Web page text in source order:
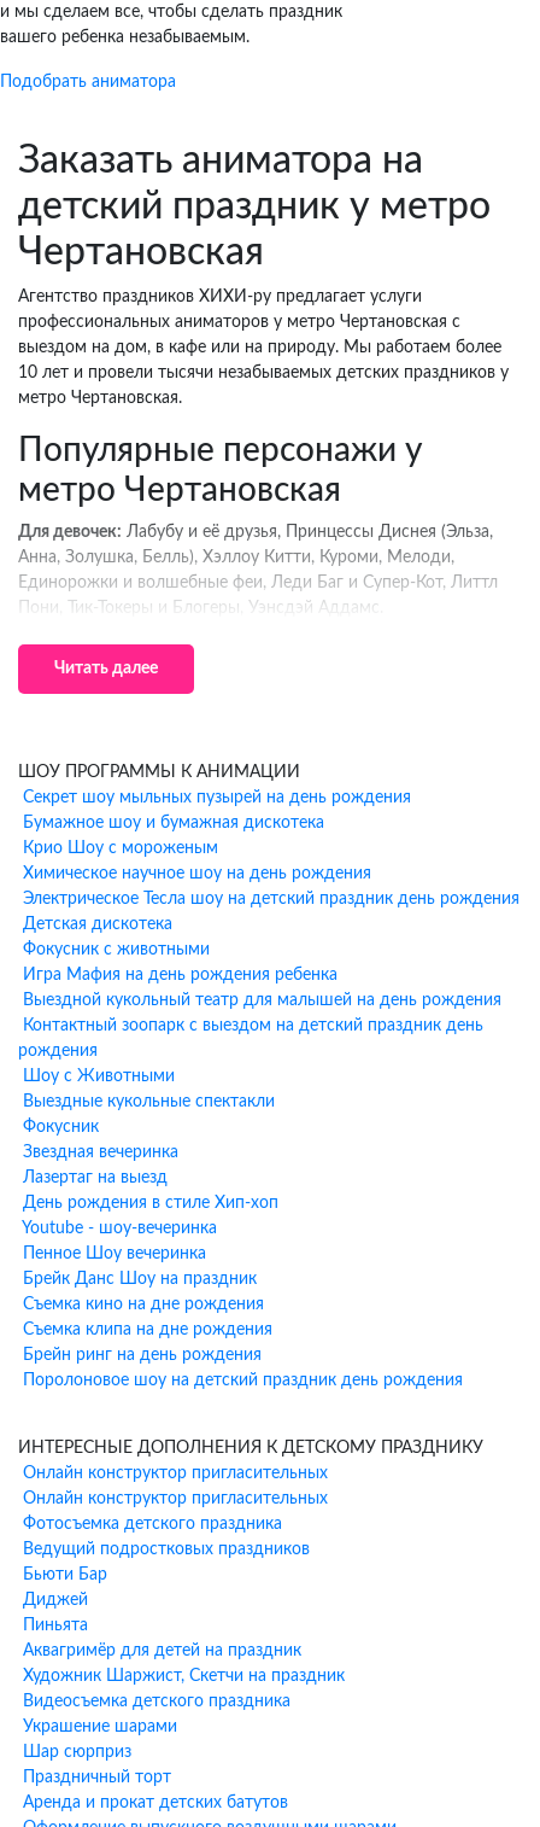
и мы сделаем все, чтобы сделать праздник
вашего ребенка незабываемым.
Подобрать аниматора
Заказать аниматора на
детский праздник у метро
Чертановская
Агентство праздников ХИХИ-ру предлагает услуги
профессиональных аниматоров у метро Чертановская с
выездом на дом, в кафе или на природу. Мы работаем более
10 лет и провели тысячи незабываемых детских праздников у
метро Чертановская.
Популярные персонажи у
метро Чертановская
Для девочек: Лабубу и её друзья, Принцессы Диснея (Эльза,
Анна, Золушка, Белль), Хэллоу Китти, Куроми, Мелоди,
Единорожки и волшебные феи, Леди Баг и Супер-Кот, Литтл
Пони, Тик-Токеры и Блогеры, Уэнсдэй Аддамс.
Для мальчиков:
Человек-Паук и супергерои Marvel, Бэтмен и
герои DC, Гарри Поттер и волшебники, Тачки (Молния
Что входит в программу
аниматора у метро
Чертановская
Профессиональная музыкальная колонка
Интерактивные игры и конкурсы (30-40 минут активной
программы)
Выбранный костюм персонажа с профессиональным
аниматором
Моделирование фигурок из шариков-колбасок в подарок
каждому гостю
Мини-шоу мыльных пузырей (включая гигантские пузыри)
Аквагрим для всех детей (при заказе программы от 1,5 часов)
Музыкальное сопровождение и танцы
Поздравление именинника
Дополнительные шоу-
программы к анимации у метро
Чертановская
К программе аниматора можно добавить профессиональные
шоу-программы:
Шоу мыльных пузырей— гигантские пузыри и удивительные
фигуры
Бумажное шоу— яркое и эффектное завершение праздника
Фокусы и иллюзии— настоящее волшебство от
профессионального фокусника
Химическое шоу
Азотное шоу
Преимущества заказа
аниматоров ХИХИ-ру у метро
Чертановская
1. Фото аниматора заранее
получаете фотографию вашего аниматора, чтобы знать, кто
Читать далее
ШОУ ПРОГРАММЫ К АНИМАЦИИ
Секрет шоу мыльных пузырей на день рождения
Бумажное шоу и бумажная дискотека
Крио Шоу с мороженым
Химическое научное шоу на день рождения
Электрическое Тесла шоу на детский праздник день рождения
Детская дискотека
Фокусник с животными
Игра Мафия на день рождения ребенка
Выездной кукольный театр для малышей на день рождения
Контактный зоопарк с выездом на детский праздник день
рождения
Шоу с Животными
Выездные кукольные спектакли
Фокусник
Звездная вечеринка
Лазертаг на выезд
День рождения в стиле Хип-хоп
Youtube - шоу-вечеринка
Пенное Шоу вечеринка
Брейк Данс Шоу на праздник
Съемка кино на дне рождения
Съемка клипа на дне рождения
Брейн ринг на день рождения
Поролоновое шоу на детский праздник день рождения
ИНТЕРЕСНЫЕ ДОПОЛНЕНИЯ К ДЕТСКОМУ ПРАЗДНИКУ
Онлайн конструктор пригласительных
Онлайн конструктор пригласительных
Фотосъемка детского праздника
Ведущий подростковых праздников
Бьюти Бар
Диджей
Пиньята
Аквагримёр для детей на праздник
Художник Шаржист, Скетчи на праздник
Видеосъемка детского праздника
Украшение шарами
Шар сюрприз
Праздничный торт
Аренда и прокат детских батутов